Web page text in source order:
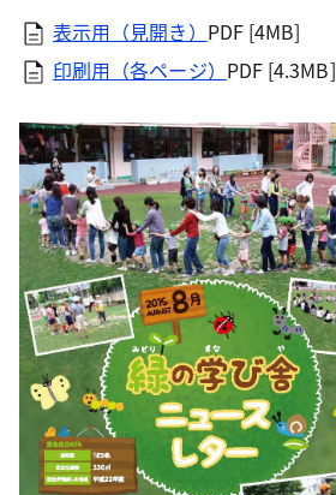
表示用（見開き） PDF [4MB]
印刷用（各ページ） PDF [4.3MB]